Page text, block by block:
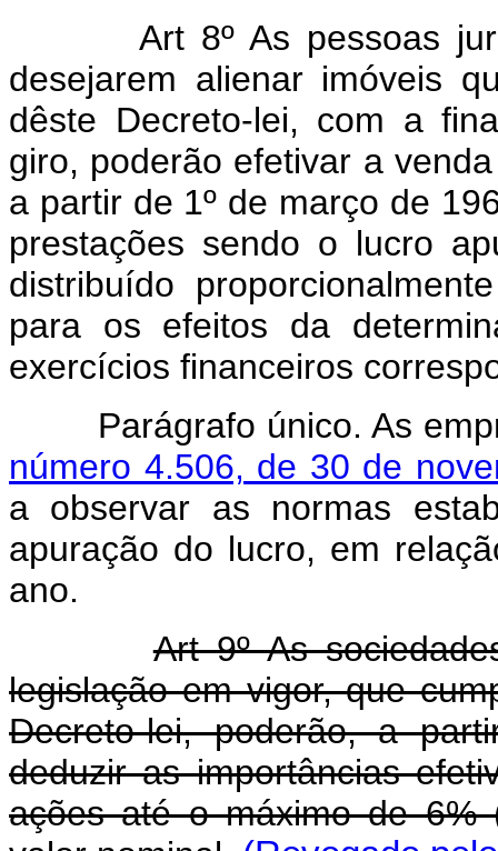
Art 8º As pessoas
desejarem alienar imóveis
dêste Decreto-lei, com a
giro, poderão efetivar a
a partir de 1º de março de
prestações sendo o lucro
distribuído
para os efeitos da
exercícios financeiros
Parágrafo único. As
número 4.506, de 30 de
a observar as normas
apuração do lucro, em
ano.
Art 9º As
legislação em vigor, que
Decreto-lei, poderão, a
deduzir as importâncias
ações até o máximo de 6%